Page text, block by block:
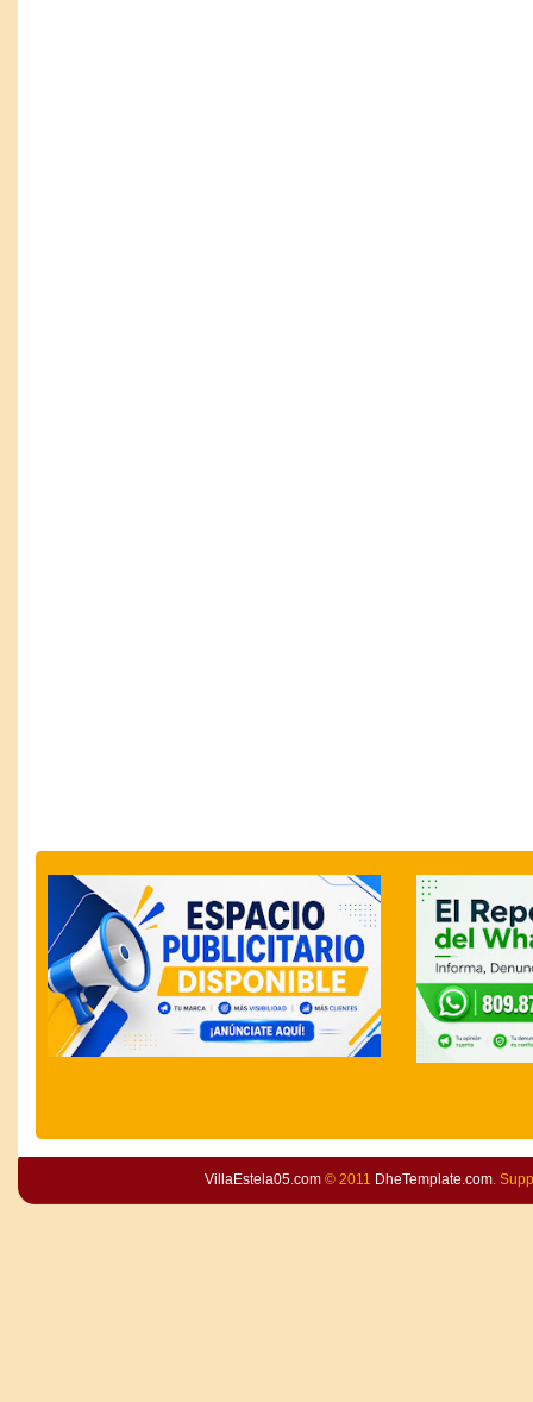
VillaEstela05.com© 2011 DheTemplate.com.